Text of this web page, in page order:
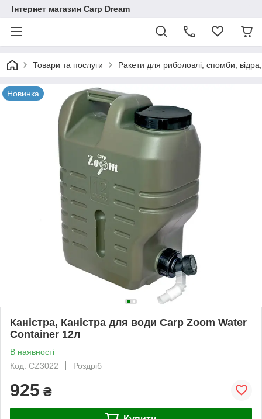
Інтернет магазин Carp Dream
Товари та послуги Ракети для риболовлі, спомби,
Новинка
Каністра, Каністра для води Carp Zoom Water
Container 12л
В наявності
Код: CZ3022
Роздріб
925 ₴